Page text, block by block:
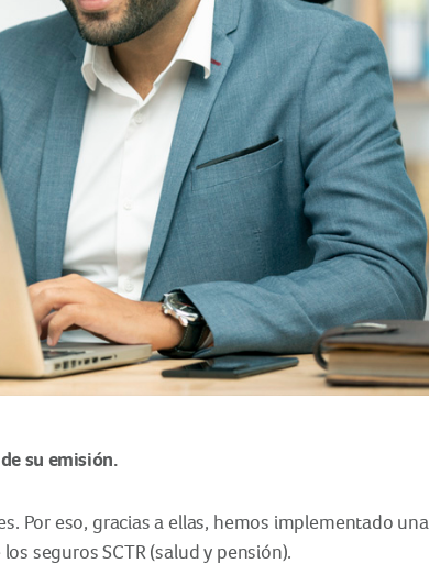
su emisión.
Por eso, gracias a ellas, hemos implementado una
seguros SCTR (salud y pensión).